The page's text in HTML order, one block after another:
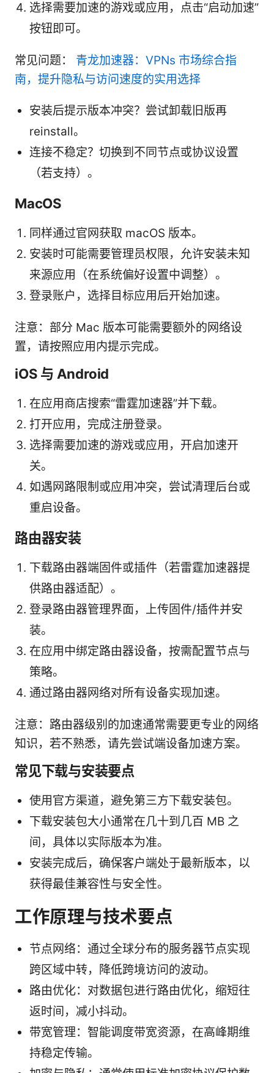
选择需要加速的游戏或应用，点击“启动加速”
按钮即可。
常见问题： 青龙加速器：VPNs 市场综合指
南，提升隐私与访问速度的实用选择
安装后提示版本冲突？尝试卸载旧版再
reinstall。
连接不稳定？切换到不同节点或协议设置
（若支持）。
MacOS
同样通过官网获取 macOS 版本。
安装时可能需要管理员权限，允许安装未知
来源应用（在系统偏好设置中调整）。
登录账户，选择目标应用后开始加速。
注意：部分 Mac 版本可能需要额外的网络设
置，请按照应用内提示完成。
iOS 与 Android
在应用商店搜索“雷霆加速器”并下载。
打开应用，完成注册登录。
选择需要加速的游戏或应用，开启加速开
关。
如遇网路限制或应用冲突，尝试清理后台或
重启设备。
路由器安装
下载路由器端固件或插件（若雷霆加速器提
供路由器适配）。
登录路由器管理界面，上传固件/插件并安
装。
在应用中绑定路由器设备，按需配置节点与
策略。
通过路由器网络对所有设备实现加速。
注意：路由器级别的加速通常需要更专业的网络
知识，若不熟悉，请先尝试端设备加速方案。
常见下载与安装要点
使用官方渠道，避免第三方下载安装包。
下载安装包大小通常在几十到几百 MB 之
间，具体以实际版本为准。
安装完成后，确保客户端处于最新版本，以
获得最佳兼容性与安全性。
工作原理与技术要点
节点网络：通过全球分布的服务器节点实现
跨区域中转，降低跨境访问的波动。
路由优化：对数据包进行路由优化，缩短往
返时间，减小抖动。
带宽管理：智能调度带宽资源，在高峰期维
持稳定传输。